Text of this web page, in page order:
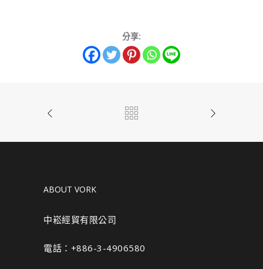
分享:
ABOUT VORK
中崧經貿有限公司
電話：+886-3-4906580